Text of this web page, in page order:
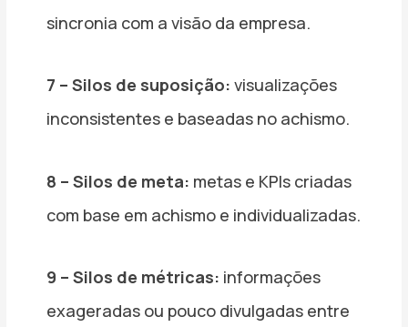
sincronia com a visão da empresa.
7 – Silos de suposição: visualizações
inconsistentes e baseadas no achismo.
8 – Silos de meta: metas e KPIs criadas
com base em achismo e individualizadas.
9 – Silos de métricas: informações
exageradas ou pouco divulgadas entre